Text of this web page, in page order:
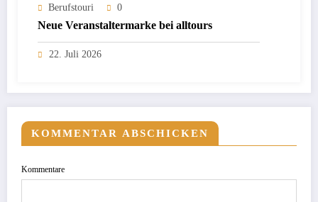
Berufstouri 0
Neue Veranstaltermarke bei alltours
22. Juli 2026
KOMMENTAR ABSCHICKEN
Kommentare